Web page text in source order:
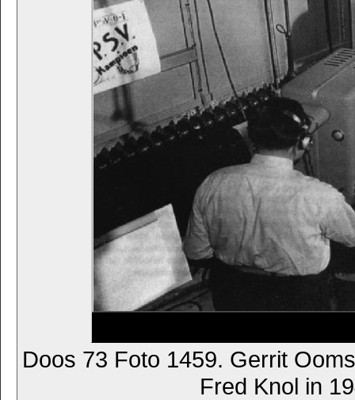
Doos 73 Foto 1459. Gerrit
Fred Knol in